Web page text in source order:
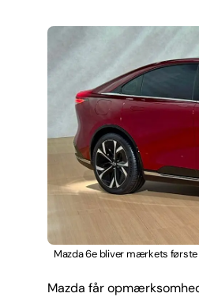
Mazda 6e bliver mærkets
Mazda får